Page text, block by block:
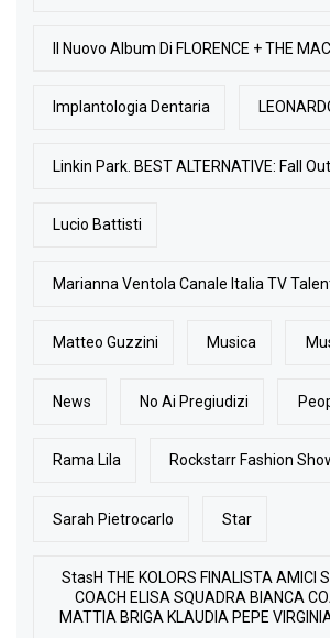
Il Nuovo Album Di FLORENCE + THE
Implantologia Dentaria
Linkin Park. BEST ALTERNATIVE: Fall
Lucio Battisti
Marianna Ventola Canale Italia TV
Matteo Guzzini Musica
News No Ai Pregiudizi
Rama Lila Rockstarr Fashion
Sarah Pietrocarlo Star
StasH THE KOLORS FINALISTA AMICI
COACH ELISA SQUADRA BIANCA
MATTIA BRIGA KLAUDIA PEPE